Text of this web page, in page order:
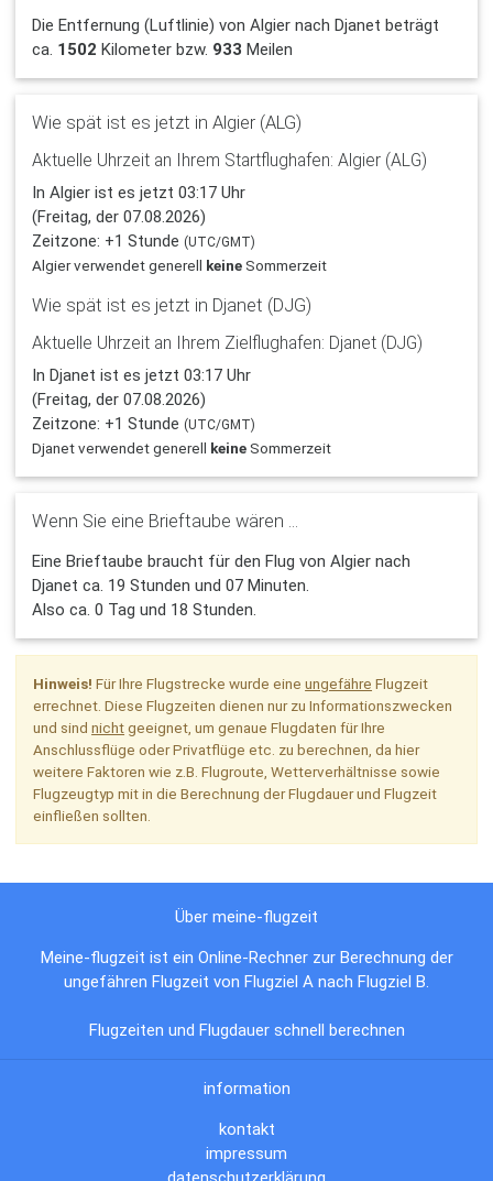
Die Entfernung (Luftlinie) von Algier nach Djanet beträgt
ca. 1502 Kilometer bzw. 933 Meilen
Wie spät ist es jetzt in Algier (ALG)
Aktuelle Uhrzeit an Ihrem Startflughafen: Algier (ALG)
In Algier ist es jetzt 03:17 Uhr
(Freitag, der 07.08.2026)
Zeitzone: +1 Stunde (UTC/GMT)
Algier verwendet generell keineSommerzeit
Wie spät ist es jetzt in Djanet (DJG)
Aktuelle Uhrzeit an Ihrem Zielflughafen: Djanet (DJG)
In Djanet ist es jetzt 03:17 Uhr
(Freitag, der 07.08.2026)
Zeitzone: +1 Stunde (UTC/GMT)
Djanet verwendet generell keineSommerzeit
Wenn Sie eine Brieftaube wären ...
Eine Brieftaube braucht für den Flug von Algier nach
Djanet ca. 19 Stunden und 07 Minuten.
Also ca. 0 Tag und 18 Stunden.
Hinweis! Für Ihre Flugstrecke wurde eineungefähre Flugzeit
errechnet. Diese Flugzeiten dienen nur zu Informationszwecken
und sindnichtgeeignet, um genaue Flugdaten für Ihre
Anschlussflüge oder Privatflüge etc. zu berechnen, da hier
weitere Faktoren wie z.B. Flugroute, Wetterverhältnisse sowie
Flugzeugtyp mit in die Berechnung der Flugdauer und Flugzeit
einfließen sollten.
Über meine-flugzeit
Meine-flugzeit ist ein Online-Rechner zur Berechnung der
ungefähren Flugzeit von Flugziel A nach Flugziel B.
Flugzeiten und Flugdauer schnell berechnen
information
kontakt
impressum